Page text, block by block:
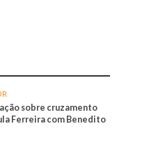
sobre cruzamento
Ferreira com Benedito